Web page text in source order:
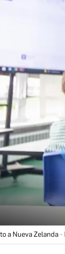
a Nueva Zelanda